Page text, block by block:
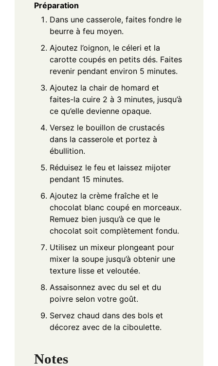
Préparation
Dans une casserole, faites fondre le
beurre à feu moyen.
Ajoutez l’oignon, le céleri et la
carotte coupés en petits dés. Faites
revenir pendant environ 5 minutes.
Ajoutez la chair de homard et
faites-la cuire 2 à 3 minutes, jusqu’à
ce qu’elle devienne opaque.
Versez le bouillon de crustacés
dans la casserole et portez à
ébullition.
Réduisez le feu et laissez mijoter
pendant 15 minutes.
Ajoutez la crème fraîche et le
chocolat blanc coupé en morceaux.
Remuez bien jusqu’à ce que le
chocolat soit complètement fondu.
Utilisez un mixeur plongeant pour
mixer la soupe jusqu’à obtenir une
texture lisse et veloutée.
Assaisonnez avec du sel et du
poivre selon votre goût.
Servez chaud dans des bols et
décorez avec de la ciboulette.
Notes